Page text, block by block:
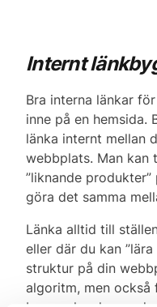
Internt
Bra interna länkar
inne på en
länka internt mellan
webbplats. Man kan
”liknande
göra det samma
Länka alltid till
eller där du kan
struktur på din
algoritm, men också